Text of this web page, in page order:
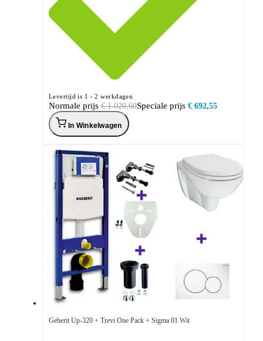
Levertijd is 1 - 2 werkdagen
Speciale prijs € 692,55
Normale prijs € 1.020,60
In Winkelwagen
Geberit Up-320 + Trevi One Pack + Sigma 01 Wit